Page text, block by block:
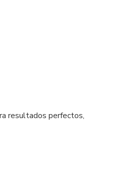
resultados perfectos,